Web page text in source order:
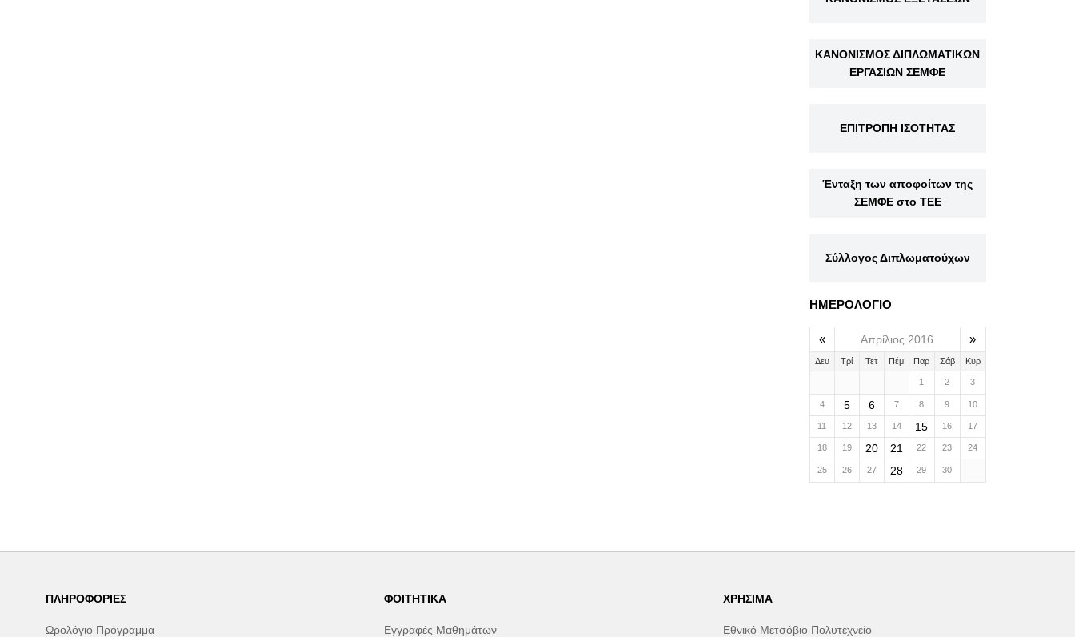
ΚΑΝΟΝΙΣΜΟΣ ΔΙΠΛΩΜΑΤΙΚΩΝ
ΕΡΓΑΣΙΩΝ ΣΕΜΦΕ
ΕΠΙΤΡΟΠΗ ΙΣΟΤΗΤΑΣ
Ένταξη των αποφοίτων της
ΣΕΜΦΕ στο ΤΕΕ
Σύλλογος Διπλωματούχων
ΗΜΕΡΟΛΟΓΙΟ
« Απρίλιος 2016 »
Δευ Τρί Τετ Πέμ Παρ Σάβ Κυρ
1 2 3
4 5 6 7 8 9 10
11 12 13 14 15 16 17
18 19 20 21 22 23 24
25 26 27 28 29 30
ΠΛΗΡΟΦΟΡΊΕΣ
Ωρολόγιο Πρόγραμμα
ΦΟΙΤΗΤΙΚΆ
Εγγραφές Μαθημάτων
ΧΡΉΣΙΜΑ
Εθνικό Μετσόβιο Πολυτεχνείο